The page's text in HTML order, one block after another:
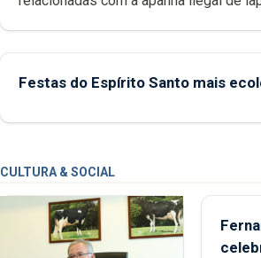
Festas do Espírito Santo mais
CULTURA & SOCIAL